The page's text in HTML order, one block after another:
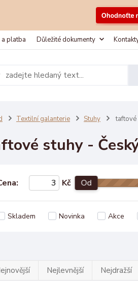
platba Důležité dokumenty
Textilní galanterie Stuhy taftové
stuhy -
Kč Od
Skladem Novinka Akce
Nejlevnější Nejdražší